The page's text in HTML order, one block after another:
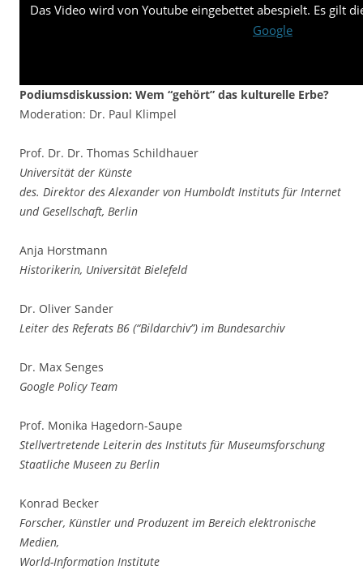
Das Video wird von Youtube eingebettet abespielt. Es gilt
Google
Podiumsdiskussion: Wem “gehört” das kulturelle Erbe?
Moderation: Dr. Paul Klimpel
Prof. Dr. Dr. Thomas Schildhauer
Universität der Künste
des. Direktor des Alexander von Humboldt Instituts für Internet
und Gesellschaft, Berlin
Anja Horstmann
Historikerin, Universität Bielefeld
Dr. Oliver Sander
Leiter des Referats B6 (“Bildarchiv”) im Bundesarchiv
Dr. Max Senges
Google Policy Team
Prof. Monika Hagedorn-Saupe
Stellvertretende Leiterin des Instituts für Museumsforschung
Staatliche Museen zu Berlin
Konrad Becker
Forscher, Künstler und Produzent im Bereich elektronische
Medien,
World-Information Institute